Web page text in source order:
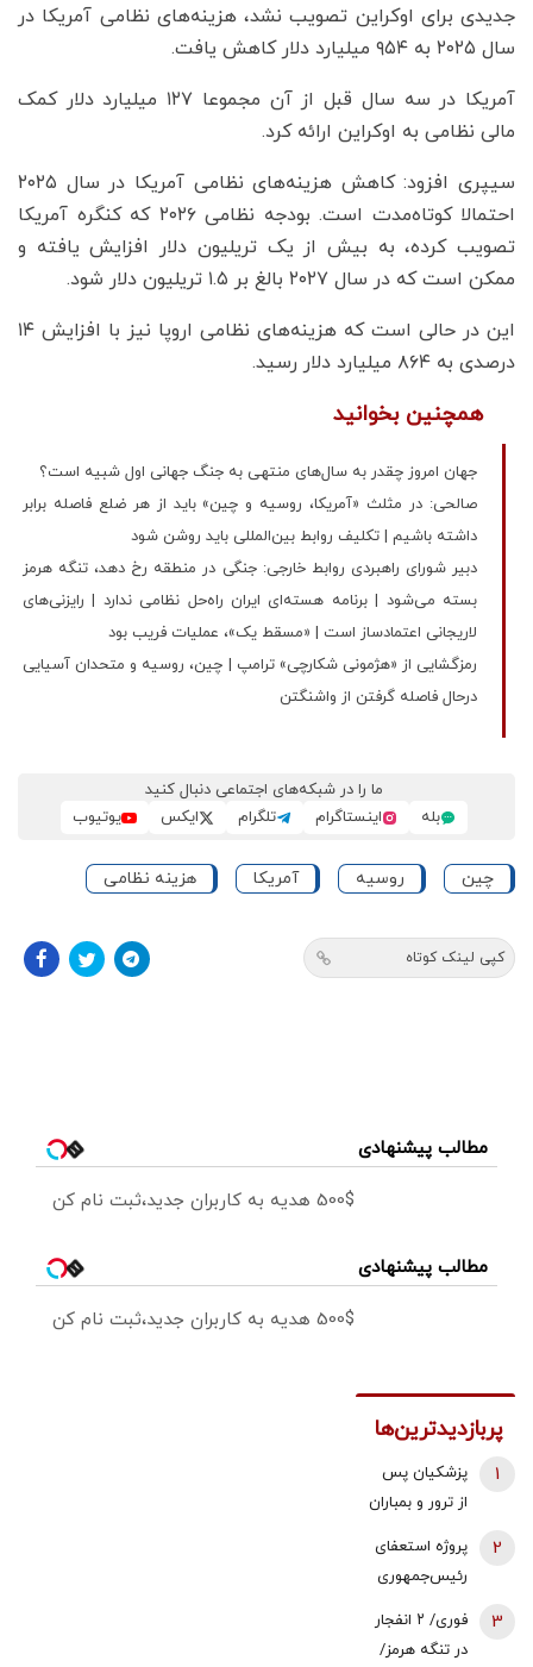
جدیدی برای اوکراین تصویب نشد، هزینه‌های نظامی آمریکا در
سال ۲۰۲۵ به ۹۵۴ میلیارد دلار کاهش یافت.
آمریکا در سه سال قبل از آن مجموعا ۱۲۷ میلیارد دلار کمک
مالی نظامی به اوکراین ارائه کرد.
سیپری افزود: کاهش هزینه‌های نظامی آمریکا در سال ۲۰۲۵
احتمالا کوتاه‌مدت است. بودجه نظامی ۲۰۲۶ که کنگره آمریکا
تصویب کرده، به بیش از یک تریلیون دلار افزایش یافته و
ممکن است که در سال ۲۰۲۷ بالغ بر ۱.۵ تریلیون دلار شود.
این در حالی است که هزینه‌های نظامی اروپا نیز با افزایش ۱۴
درصدی به ۸۶۴ میلیارد دلار رسید.
همچنین بخوانید
جهان امروز چقدر به سال‌های منتهی به جنگ جهانی اول شبیه است؟
صالحی: در مثلث «آمریکا، روسیه و چین» باید از هر ضلع فاصله برابر
داشته باشیم | تکلیف روابط بین‌المللی باید روشن شود
دبیر شورای راهبردی روابط خارجی: جنگی در منطقه رخ دهد،‌ تنگه هرمز
بسته می‌شود | برنامه هسته‌ای ایران راه‌حل نظامی ندارد | رایزنی‌های
لاریجانی اعتمادساز است | «مسقط یک»، عملیات فریب بود
رمزگشایی از «هژمونی شکارچی» ترامپ | چین، روسیه و متحدان آسیایی
درحال فاصله گرفتن از واشنگتن
ما را در شبکه‌های اجتماعی دنبال کنید
بله
اینستاگرام تلگرام ایکس یوتیوب
چین روسیه آمریکا هزینه نظامی
کپی لینک کوتاه
مطالب پیشنهادی
500$ هدیه به کاربران جدید،ثبت نام کن
مطالب پیشنهادی
500$ هدیه به کاربران جدید،ثبت نام کن
پربازدیدترین‌ها
پزشکیان پس
از ترور و بمباران
بلافاصله به
ملاقات رهبری
رفت/ واکنش
رهبر شهید
1
پروژه استعفای
رئیس‌جمهوری
تندروها/ آنها
2
فوری/ ۲ انفجار
در تنگه هرمز/
3